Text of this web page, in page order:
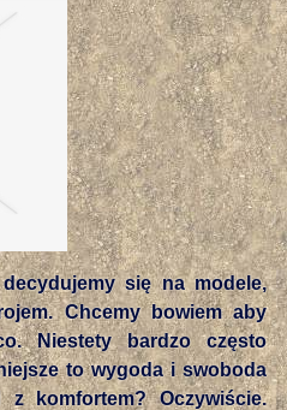
się na modele,
Chcemy bowiem aby
Niestety bardzo często
to wygoda i swoboda
komfortem? Oczywiście.